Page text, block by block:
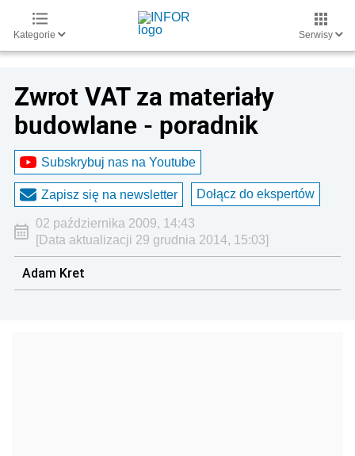
Kategorie Serwisy
Zwrot VAT za materiały
budowlane - poradnik
Subskrybuj nas na Youtube
Zapisz się na newsletter Dołącz do ekspertów
02 października 2009, 14:43
[Data aktualizacji 29 grudnia 2014, 15:03]
Adam Kret